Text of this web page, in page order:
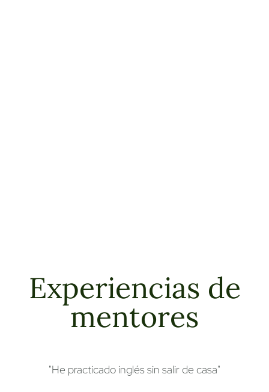
Experiencias de
mentores
"He practicado inglés sin salir de casa"